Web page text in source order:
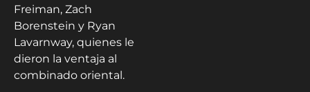
Freiman, Zach
Borenstein y Ryan
Lavarnway, quienes le
dieron la ventaja al
combinado oriental.